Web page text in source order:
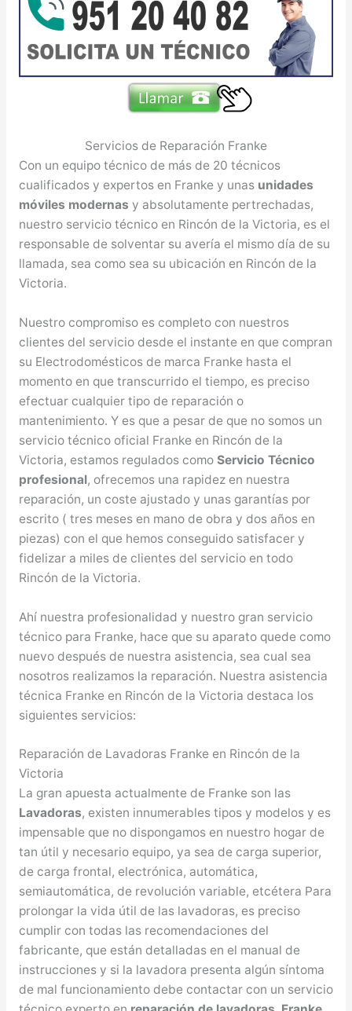
Servicios de Reparación Franke
Con un equipo técnico de más de 20 técnicos
cualificados y expertos en Franke y unas unidades
móviles modernas y absolutamente pertrechadas,
nuestro servicio técnico en Rincón de la Victoria, es el
responsable de solventar su avería el mismo día de su
llamada, sea como sea su ubicación en Rincón de la
Victoria.
Nuestro compromiso es completo con nuestros
clientes del servicio desde el instante en que compran
su Electrodomésticos de marca Franke hasta el
momento en que transcurrido el tiempo, es preciso
efectuar cualquier tipo de reparación o
mantenimiento. Y es que a pesar de que no somos un
servicio técnico oficial Franke en Rincón de la
Victoria, estamos regulados como Servicio Técnico
profesional, ofrecemos una rapidez en nuestra
reparación, un coste ajustado y unas garantías por
escrito ( tres meses en mano de obra y dos años en
piezas) con el que hemos conseguido satisfacer y
fidelizar a miles de clientes del servicio en todo
Rincón de la Victoria.
Ahí nuestra profesionalidad y nuestro gran servicio
técnico para Franke, hace que su aparato quede como
nuevo después de nuestra asistencia, sea cual sea
nosotros realizamos la reparación. Nuestra asistencia
técnica Franke en Rincón de la Victoria destaca los
siguientes servicios:
Reparación de Lavadoras Franke en Rincón de la
Victoria
La gran apuesta actualmente de Franke son las
Lavadoras, existen innumerables tipos y modelos y es
impensable que no dispongamos en nuestro hogar de
tan útil y necesario equipo, ya sea de carga superior,
de carga frontal, electrónica, automática,
semiautomática, de revolución variable, etcétera Para
prolongar la vida útil de las lavadoras, es preciso
cumplir con todas las recomendaciones del
fabricante, que están detalladas en el manual de
instrucciones y si la lavadora presenta algún síntoma
de mal funcionamiento debe contactar con un servicio